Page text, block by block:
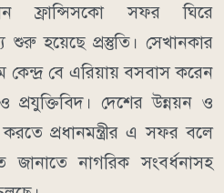
ফ্রান্সিসকো সফর ঘিরে
শুরু হয়েছে প্রস্তুতি। সেখানকার
কেন্দ্র বে এরিয়ায় বসবাস করেন
প্রযুক্তিবিদ। দেশের উন্নয়ন ও
প্রধানমন্ত্রীর এ সফর বলে
জানাতে নাগরিক সংবর্ধনাসহ